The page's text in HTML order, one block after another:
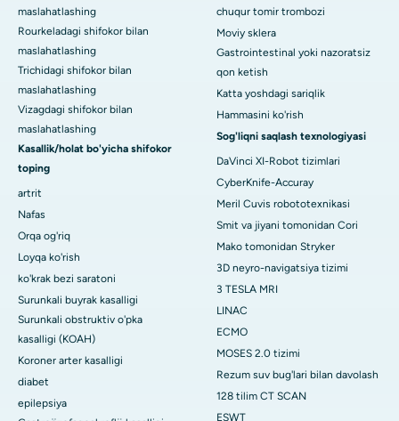
maslahatlashing
Rourkeladagi shifokor bilan
maslahatlashing
Trichidagi shifokor bilan
maslahatlashing
Vizagdagi shifokor bilan
maslahatlashing
Kasallik/holat bo'yicha shifokor
toping
artrit
Nafas
Orqa og'riq
Loyqa ko'rish
ko'krak bezi saratoni
Surunkali buyrak kasalligi
Surunkali obstruktiv o'pka
kasalligi (KOAH)
Koroner arter kasalligi
diabet
epilepsiya
chuqur tomir trombozi
Moviy sklera
Gastrointestinal yoki nazoratsiz
qon ketish
Katta yoshdagi sariqlik
Hammasini ko'rish
Sog'liqni saqlash texnologiyasi
DaVinci XI-Robot tizimlari
CyberKnife-Accuray
Meril Cuvis robototexnikasi
Smit va jiyani tomonidan Cori
Mako tomonidan Stryker
3D neyro-navigatsiya tizimi
3 TESLA MRI
LINAC
ECMO
MOSES 2.0 tizimi
Rezum suv bug'lari bilan davolash
128 tilim CT SCAN
ESWT